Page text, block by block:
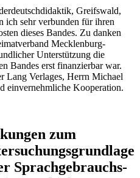
, Greifswald,
sehr verbunden für ihren
dieses Bandes. Zu danken
Mecklenburg-
Unterstützung die
Bandes erst finanzierbar war.
Lang Verlages, Herrn Michael
einvernehmliche Kooperation.
zum
Sprachgebrauchs-